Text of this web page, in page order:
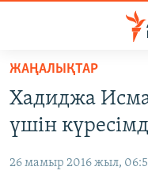
Skip
main
content
Skip
to
САЯСАТ
AZATTYQTV
ҚАҢТАР ОҚИҒАСЫ
ЖАҢАЛЫҚТАР
Хадиджа
үшін
26 мамыр 2016 жыл,